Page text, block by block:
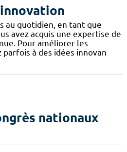
au quotidien, en tant que
avez acquis une expertise de
Pour améliorer les
à des idées innovan
nationaux